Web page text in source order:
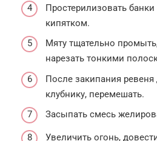
Простерилизовать
кипятком.
Мяту тщательно
нарезать тонкими
После закипания
клубнику, перемешать.
Засыпать смесь
Увеличить огонь,